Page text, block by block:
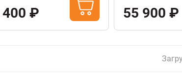
₽ 55 900 ₽